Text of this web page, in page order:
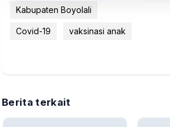
Kabupaten Boyolali
Covid-19 vaksinasi anak
Berita terkait